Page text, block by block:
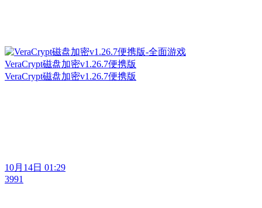
VeraCrypt磁盘加密v1.26.7便携版
VeraCrypt磁盘加密v1.26.7便携版
10月14日 01:29
3991